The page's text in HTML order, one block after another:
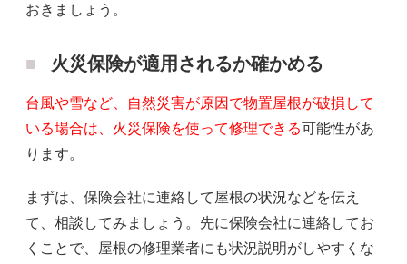
おきましょう。
火災保険が適用されるか確かめる
台風や雪など、自然災害が原因で物置屋根が破損して
いる場合は、火災保険を使って修理できる可能性があ
ります。
まずは、保険会社に連絡して屋根の状況などを伝え
て、相談してみましょう。先に保険会社に連絡してお
くことで、屋根の修理業者にも状況説明がしやすくな